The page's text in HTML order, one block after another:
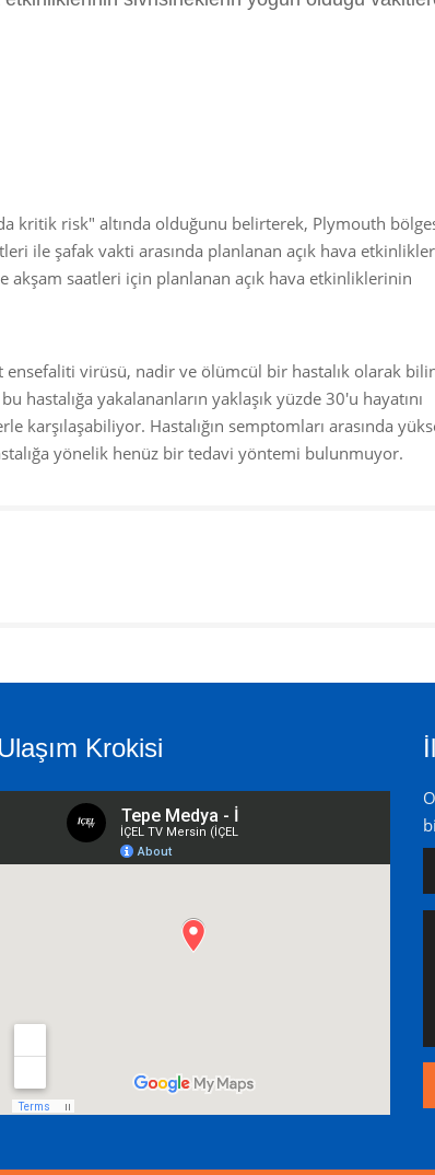
kritik risk" altında olduğunu belirterek, Plymouth
ile şafak vakti arasında planlanan açık hava
akşam saatleri için planlanan açık hava etkinliklerinin
ensefaliti virüsü, nadir ve ölümcül bir hastalık olarak
yakalananların yaklaşık yüzde 30'u hayatını
karşılaşabiliyor. Hastalığın semptomları arasında
yönelik henüz bir tedavi yöntemi bulunmuyor.
Krokisi